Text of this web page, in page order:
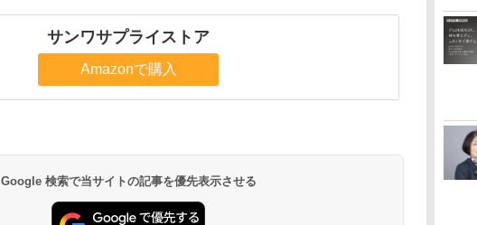
サンワサプライストア
Amazonで購入
Google 検索で当サイトの記事を優先表示させる